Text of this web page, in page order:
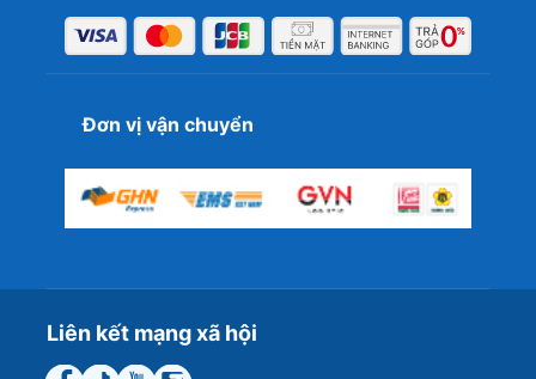
Siêu phẩm nhà Apple năm 2020 đang được bán rộng rãi
trên toàn quốc và rất được học sinh - sinh viên ưa dùng.
Sở hữu ngay chiếc tablet
chính hãng tạiT&T Centervới mức giá tốt nhất cùng
những ưu đãi hấp dẫn. Nếu bạn không có thời gian ghé
cửa hàng có thể liên hệ qua
hotline: 0898.143.789
Đơn vị vận chuyển
Liên kết mạng xã hội